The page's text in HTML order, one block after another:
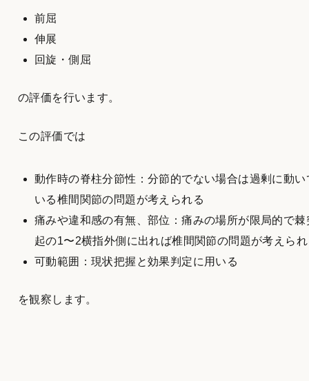
前屈
伸展
回旋・側屈
の評価を行います。
この評価では
動作時の脊柱分節性：分節的でない場合は過剰に動い
いる椎間関節の問題が考えられる
痛みや違和感の有無、部位：痛みの場所が限局的で棘
起の1〜2横指外側に出れば椎間関節の問題が考えら
可動範囲：現状把握と効果判定に用いる
を観察します。